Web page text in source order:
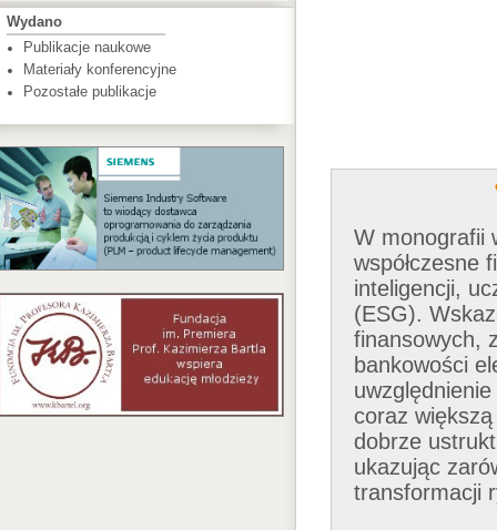
Wydano
Publikacje naukowe
Materiały konferencyjne
Pozostałe publikacje
W monografii
współczesne
inteligencji,
(ESG).
finansowych,
bankowości
coraz
dobrze
ukazując
transformacji